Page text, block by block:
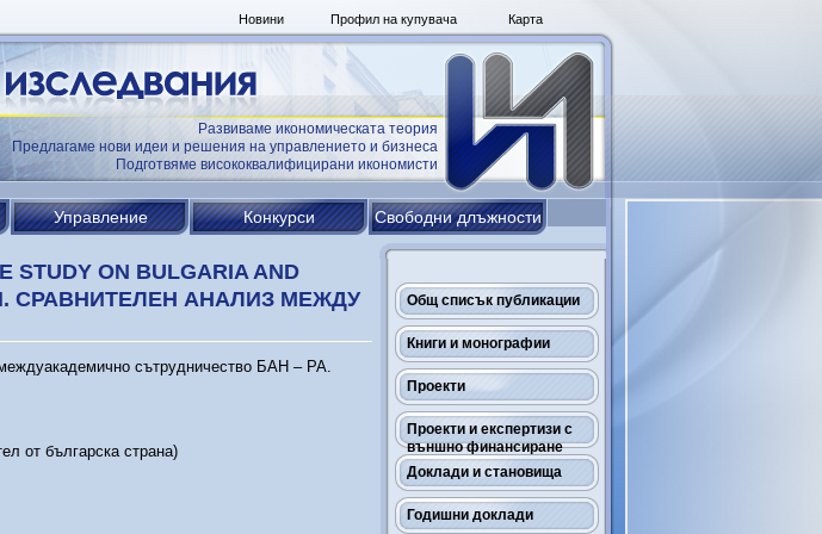
Карта
Профил на купувача
Новини
Развиваме икономическата теория
Предлагаме нови идеи и решения на управлението и бизнеса
Подготвяме висококвалифицирани икономисти
Управление Конкурси Свободни длъжности
Общ списък публикации
Книги и монографии
Проекти
Проекти и експертизи с
външно финансиране
Доклади и становища
Годишни доклади
STUDY ON BULGARIA AND
СРАВНИТЕЛЕН АНАЛИЗ МЕЖДУ
сътрудничество БАН – РА.
от българска страна)